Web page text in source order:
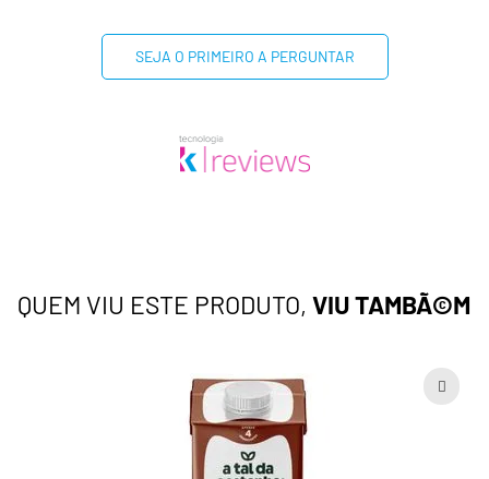
SEJA O PRIMEIRO A PERGUNTAR
QUEM VIU ESTE PRODUTO, VIU TAMBÃ©M